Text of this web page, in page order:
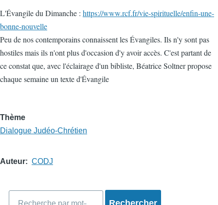
L'Évangile du Dimanche : https://www.rcf.fr/vie-spirituelle/enfin-une-
bonne-nouvelle
Peu de nos contemporains connaissent les Évangiles. Ils n'y sont pas
hostiles mais ils n'ont plus d'occasion d'y avoir accès. C'est partant de
ce constat que, avec l'éclairage d'un bibliste, Béatrice Soltner propose
chaque semaine un texte d'Évangile
Thème
Dialogue Judéo-Chrétien
Auteur CODJ